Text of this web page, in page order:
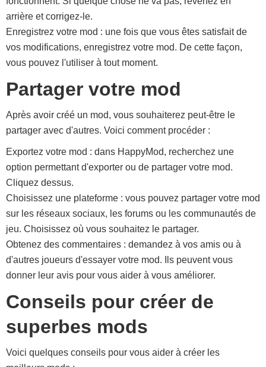
arrière et corrigez-le.
Enregistrez votre mod : une fois que vous êtes satisfait de
vos modifications, enregistrez votre mod. De cette façon,
vous pouvez l'utiliser à tout moment.
Partager votre mod
Après avoir créé un mod, vous souhaiterez peut-être le
partager avec d'autres. Voici comment procéder :
Exportez votre mod : dans HappyMod, recherchez une
option permettant d'exporter ou de partager votre mod.
Cliquez dessus.
Choisissez une plateforme : vous pouvez partager votre mod
sur les réseaux sociaux, les forums ou les communautés de
jeu. Choisissez où vous souhaitez le partager.
Obtenez des commentaires : demandez à vos amis ou à
d'autres joueurs d'essayer votre mod. Ils peuvent vous
donner leur avis pour vous aider à vous améliorer.
Conseils pour créer de
superbes mods
Voici quelques conseils pour vous aider à créer les